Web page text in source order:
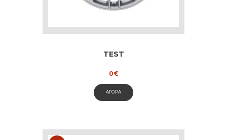
TEST
0€
ΑΓΟΡΑ